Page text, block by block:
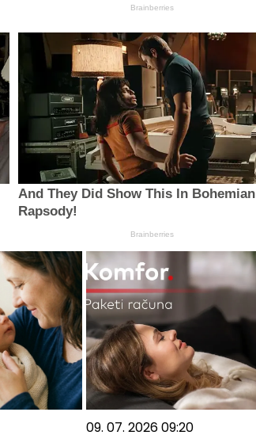
Brainberries
And They Did Show This In Bohemian
Rapsody!
Brainberries
09. 07. 2026 09:20